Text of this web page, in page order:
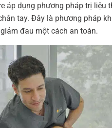
áp dụng phương pháp trị
tay. Đây là phương pháp
đau một cách an toàn.